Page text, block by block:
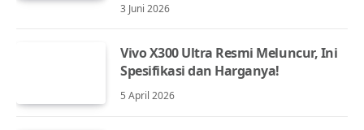
3 Juni 2026
Vivo X300 Ultra Resmi Meluncur, Ini
Spesifikasi dan Harganya!
5 April 2026